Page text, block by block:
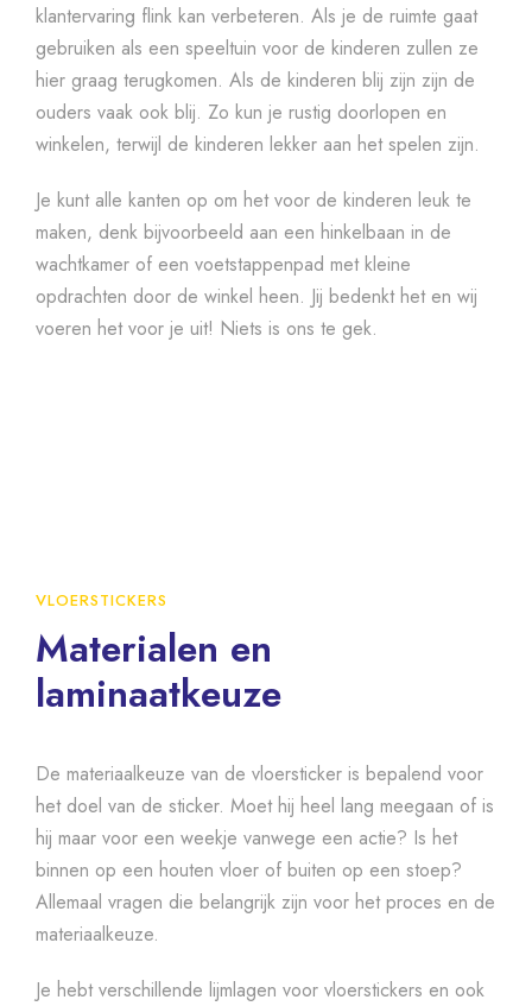
klantervaring flink kan verbeteren. Als je de ruimte gaat
gebruiken als een speeltuin voor de kinderen zullen ze
hier graag terugkomen. Als de kinderen blij zijn zijn de
ouders vaak ook blij. Zo kun je rustig doorlopen en
winkelen, terwijl de kinderen lekker aan het spelen zijn.
Je kunt alle kanten op om het voor de kinderen leuk te
maken, denk bijvoorbeeld aan een hinkelbaan in de
wachtkamer of een voetstappenpad met kleine
opdrachten door de winkel heen. Jij bedenkt het en wij
voeren het voor je uit! Niets is ons te gek.
VLOERSTICKERS
Materialen en
laminaatkeuze
De materiaalkeuze van de vloersticker is bepalend voor
het doel van de sticker. Moet hij heel lang meegaan of is
hij maar voor een weekje vanwege een actie? Is het
binnen op een houten vloer of buiten op een stoep?
Allemaal vragen die belangrijk zijn voor het proces en de
materiaalkeuze.
Je hebt verschillende lijmlagen voor vloerstickers en ook